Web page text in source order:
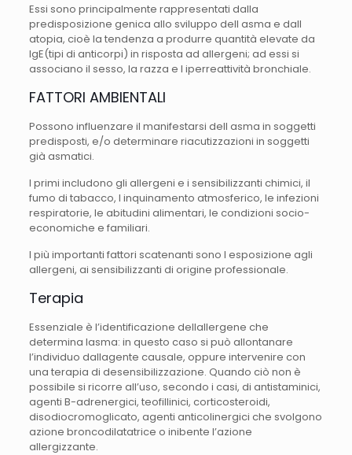
Essi sono principalmente rappresentati dalla
predisposizione genica allo sviluppo dell asma e dall
atopia, cioè la tendenza a produrre quantità elevate da
IgE(tipi di anticorpi) in risposta ad allergeni; ad essi si
associano il sesso, la razza e l iperreattività bronchiale.
FATTORI AMBIENTALI
Possono influenzare il manifestarsi dell asma in soggetti
predisposti, e/o determinare riacutizzazioni in soggetti
già asmatici.
I primi includono gli allergeni e i sensibilizzanti chimici, il
fumo di tabacco, l inquinamento atmosferico, le infezioni
respiratorie, le abitudini alimentari, le condizioni socio-
economiche e familiari.
I più importanti fattori scatenanti sono l esposizione agli
allergeni, ai sensibilizzanti di origine professionale.
Terapia
Essenziale è l’identificazione dellallergene che
determina lasma: in questo caso si può allontanare
l’individuo dallagente causale, oppure intervenire con
una terapia di desensibilizzazione. Quando ciò non è
possibile si ricorre all’uso, secondo i casi, di antistaminici,
agenti B-adrenergici, teofillinici, corticosteroidi,
disodiocromoglicato, agenti anticolinergici che svolgono
azione broncodilatatrice o inibente l’azione
allergizzante.